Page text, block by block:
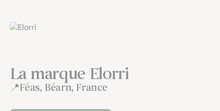
La marque Elorri
Féas, Béarn, France